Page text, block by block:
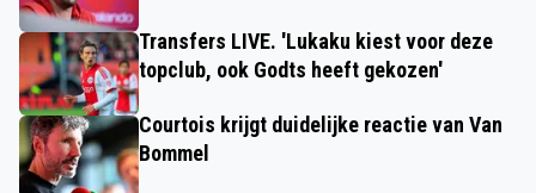
Transfers LIVE. 'Lukaku kiest voor deze
topclub, ook Godts heeft gekozen'
Courtois krijgt duidelijke reactie van Van
Bommel